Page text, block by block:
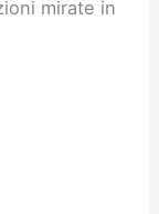
mirate in